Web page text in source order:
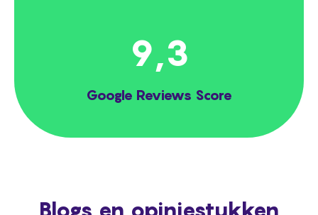
9,3
Google Reviews Score